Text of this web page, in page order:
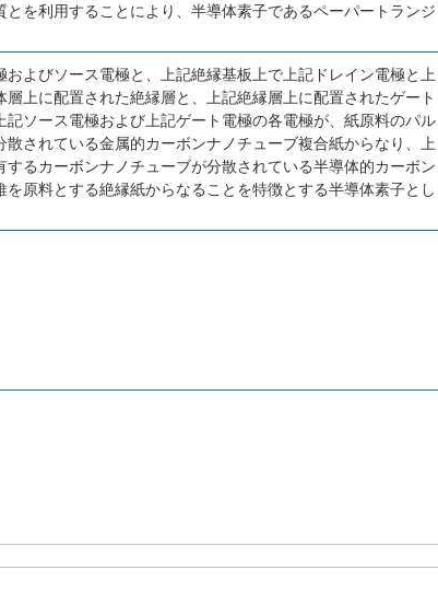
を利用することにより、半導体素子であるペーパートランジ
よびソース電極と、上記絶縁基板上で上記ドレイン電極と上
上に配置された絶縁層と、上記絶縁層上に配置されたゲート
ソース電極および上記ゲート電極の各電極が、紙原料のパル
されている金属的カーボンナノチューブ複合紙からなり、上
るカーボンナノチューブが分散されている半導体的カーボン
原料とする絶縁紙からなることを特徴とする半導体素子とし